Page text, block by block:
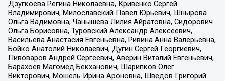
Дзугкоева Регина Николаевна, Кривенко Сергей
Владимирович, Милославский Павел Юрьевич, Шнырова
Ольга Вадимовна, Чанышева Лилия Айратовна, Сидорович
Ольга Борисовна, Туровский Александр Алексеевич,
Васильева Анастасия Евгеньевна, Ривина Анна Валерьевна,
Бойко Анатолий Николаевич, Дугин Сергей Георгиевич,
Пивоваров Андрей Сергеевич, Аверин Виталий Евгеньевич,
Барахоев Магомед Бекханович, Шарипков Олег
Викторович, Мошель Ирина Ароновна, Шведов Григорий